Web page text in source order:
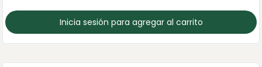
Inicia sesión para agregar al carrito